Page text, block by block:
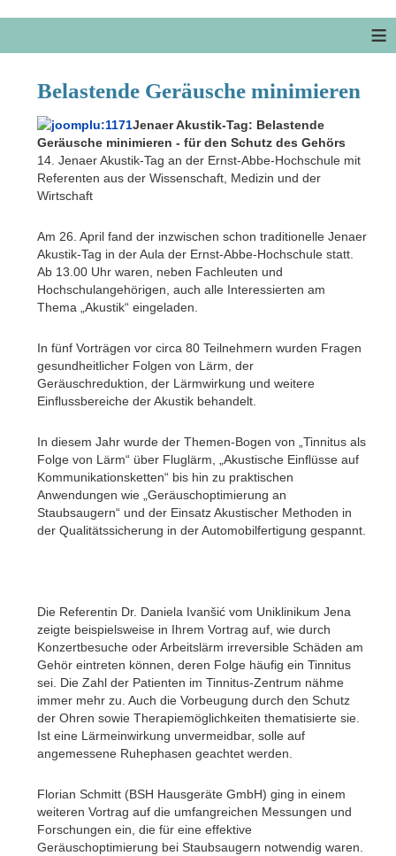
≡
Belastende Geräusche minimieren
Jenaer Akustik-Tag: Belastende
Geräusche minimieren - für den Schutz des Gehörs
14. Jenaer Akustik-Tag an der Ernst-Abbe-Hochschule mit
Referenten aus der Wissenschaft, Medizin und der
Wirtschaft
Am 26. April fand der inzwischen schon traditionelle Jenaer
Akustik-Tag in der Aula der Ernst-Abbe-Hochschule statt.
Ab 13.00 Uhr waren, neben Fachleuten und
Hochschulangehörigen, auch alle Interessierten am
Thema „Akustik“ eingeladen.
In fünf Vorträgen vor circa 80 Teilnehmern wurden Fragen
gesundheitlicher Folgen von Lärm, der
Geräuschreduktion, der Lärmwirkung und weitere
Einflussbereiche der Akustik behandelt.
In diesem Jahr wurde der Themen-Bogen von „Tinnitus als
Folge von Lärm“ über Fluglärm, „Akustische Einflüsse auf
Kommunikationsketten“ bis hin zu praktischen
Anwendungen wie „Geräuschoptimierung an
Staubsaugern“ und der Einsatz Akustischer Methoden in
der Qualitätssicherung in der Automobilfertigung gespannt.
Die Referentin Dr. Daniela Ivanšić vom Uniklinikum Jena
zeigte beispielsweise in Ihrem Vortrag auf, wie durch
Konzertbesuche oder Arbeitslärm irreversible Schäden am
Gehör eintreten können, deren Folge häufig ein Tinnitus
sei. Die Zahl der Patienten im Tinnitus-Zentrum nähme
immer mehr zu. Auch die Vorbeugung durch den Schutz
der Ohren sowie Therapiemöglichkeiten thematisierte sie.
Ist eine Lärmeinwirkung unvermeidbar, solle auf
angemessene Ruhephasen geachtet werden.
Florian Schmitt (BSH Hausgeräte GmbH) ging in einem
weiteren Vortrag auf die umfangreichen Messungen und
Forschungen ein, die für eine effektive
Geräuschoptimierung bei Staubsaugern notwendig waren.